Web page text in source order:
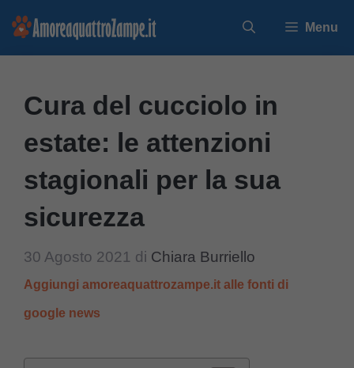
Vai
Menu
Cura del cucciolo in
estate: le attenzioni
stagionali per la sua
sicurezza
30 Agosto 2021 di Chiara Burriello
Aggiungi amoreaquattrozampe.it alle fonti di
google news